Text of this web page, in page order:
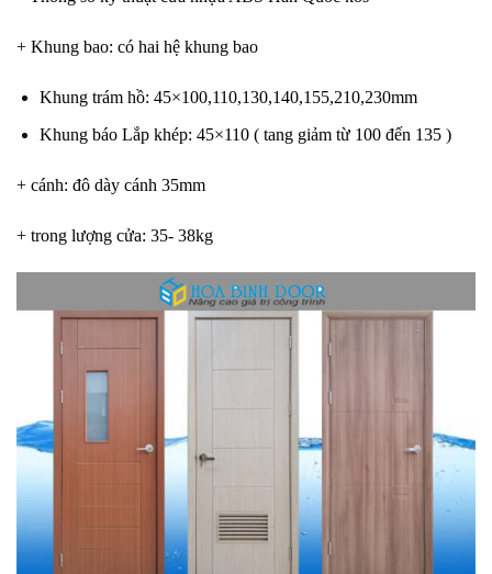
+ Khung bao: có hai hệ khung bao
Khung trám hồ: 45×100,110,130,140,155,210,230mm
Khung báo Lắp khép: 45×110 ( tang giảm từ 100 đến 135 )
+ cánh: đô dày cánh 35mm
+ trong lượng cửa: 35- 38kg